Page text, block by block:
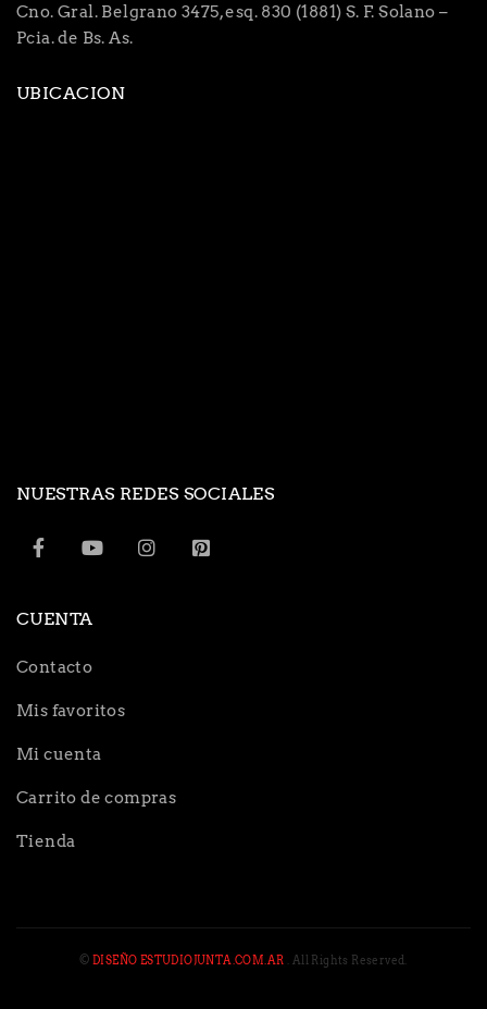
Cno. Gral. Belgrano 3475, esq. 830 (1881) S. F. Solano –
Pcia. de Bs. As.
UBICACION
NUESTRAS REDES SOCIALES
CUENTA
Contacto
Mis favoritos
Mi cuenta
Carrito de compras
Tienda
©DISEÑO ESTUDIOJUNTA.COM.AR . All Rights Reserved.